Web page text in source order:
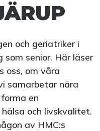
och geriatriker i
senior. Här läser
oss, om våra
samarbetar nära
en
och livskvalitet.
av HMC:s